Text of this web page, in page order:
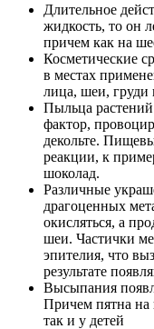
Длительное
жидкость, то он
причем как на
Косметические
в местах
лица, шеи, груди
Пыльца
фактор,
декольте.
реакции, к
шоколад.
Различные
драгоценных
окисляться, а
шеи. Частички
эпителия, что
результате
Высыпания
Причем пятна на
так и у детей